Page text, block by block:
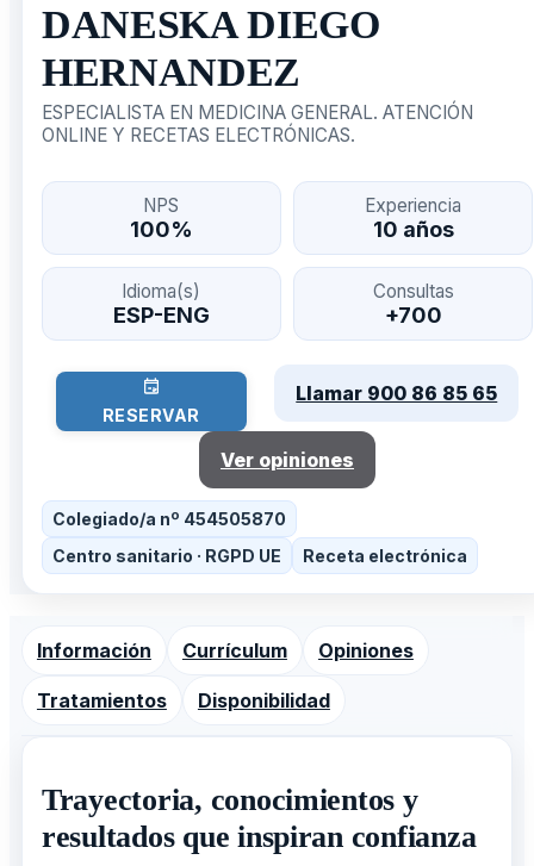
DANESKA DIEGO
HERNANDEZ
ESPECIALISTA EN MEDICINA GENERAL. ATENCIÓN
ONLINE Y RECETAS ELECTRÓNICAS.
NPS
100%
Experiencia
10 años
Idioma(s)
ESP-ENG
Consultas
+700
RESERVAR
Llamar 900 86 85 65
Ver opiniones
Colegiado/a nº 454505870
Centro sanitario · RGPD UE
Receta electrónica
Información Currículum Opiniones
Tratamientos Disponibilidad
Trayectoria, conocimientos y
resultados que inspiran confianza